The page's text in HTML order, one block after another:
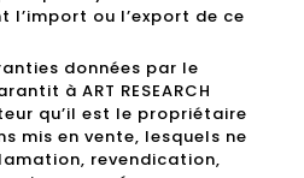
ou l’export de ce
données par le
à ART RESEARCH
qu’il est le propriétaire
mis en vente, lesquels ne
revendication,